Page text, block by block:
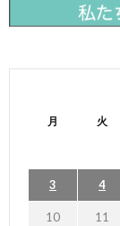
月 火
3 4
10 11